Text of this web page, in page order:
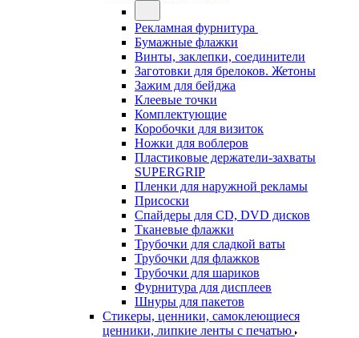
Рекламная фурнитура
Бумажные флажки
Винты, заклепки, соединители
Заготовки для брелоков. Жетоны
Зажим для бейджа
Клеевые точки
Комплектующие
Коробочки для визиток
Ножки для воблеров
Пластиковые держатели-захваты
SUPERGRIP
Пленки для наружной рекламы
Присоски
Спайдеры для CD, DVD дисков
Тканевые флажки
Трубочки для сладкой ваты
Трубочки для флажков
Трубочки для шариков
Фурнитура для дисплеев
Шнуры для пакетов
Стикеры, ценники, самоклеющиеся
ценники, липкие ленты с печатью